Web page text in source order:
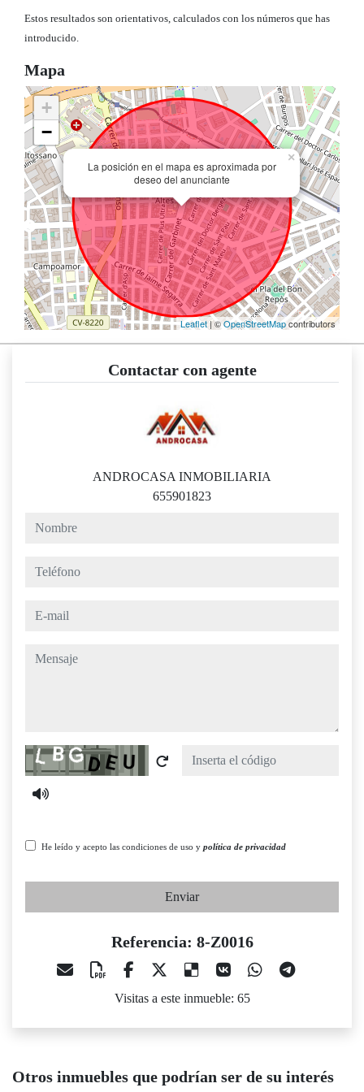
Estos resultados son orientativos, calculados con los números que has
introducido.
Mapa
La posición en el mapa es aproximada por
deseo del anunciante
×
+
−
Leaflet| ©OpenStreetMapcontributors
Contactar con agente
ANDROCASA INMOBILIARIA
655901823
nombre
teléfono
e-mail
mensaje
Captcha
He leído y acepto las condiciones de uso y política de privacidad
Enviar
Referencia: 8-Z0016
Visitas a este inmueble: 65
Otros inmuebles que podrían ser de su interés